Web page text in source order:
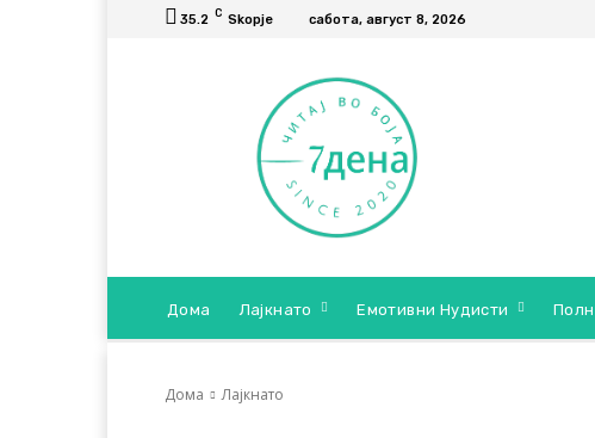
35.2 C Skopje сабота, август 8, 2026
Дома Лајкнато Емотивни Нудисти
Дома Лајкнато